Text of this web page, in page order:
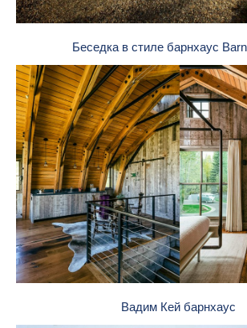
Беседка в стиле барнхаус
Вадим Кей барнхаус